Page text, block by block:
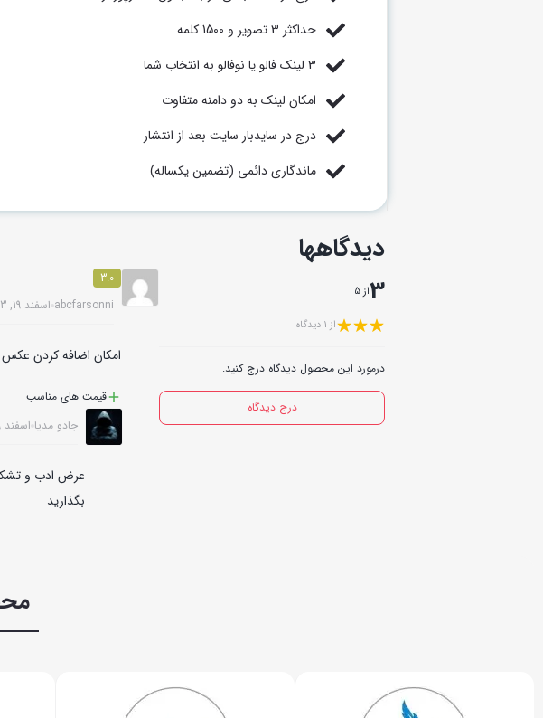
حداکثر 3 تصویر و 1500 کلمه
3 لینک فالو یا نوفالو به انتخاب شما
امکان لینک به دو دامنه متفاوت
درج در سایدبار سایت بعد از انتشار
ماندگاری دائمی (تضمین یکساله)
دیدگاهها
3از 5
از 1 دیدگاه
درمورد این محصول دیدگاه درج کنید.
درج دیدگاه
3.0
abcfarsonni اسفند 19, 1403
امکان اضافه کردن
قیمت های مناسب
جادو مدیا اسفند 19, 1403
عرض ادب و تشکر
بگذارید